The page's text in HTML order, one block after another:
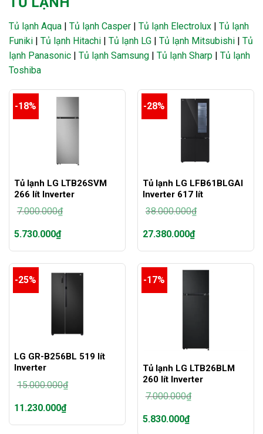
Tủ lạnh Aqua | Tủ lạnh Casper | Tủ lạnh Electrolux | Tủ lạnh
Funiki | Tủ lạnh Hitachi | Tủ lạnh LG | Tủ lạnh Mitsubishi | Tủ
lạnh Panasonic | Tủ lạnh Samsung | Tủ lạnh Sharp | Tủ lạnh
Toshiba
-18%
Tủ lạnh LG LTB26SVM
266 lít Inverter
7.000.000₫
Giá
gốc
là:
5.730.000₫
Giá
hiện
là:
5.730.000₫.
-28%
Tủ lạnh LG LFB61BLGAI
Inverter 617 lít
38.000.000₫
Giá
gốc
là:
27.380.000₫
Giá
hiện
là:
27.380.000₫.
-25%
LG GR-B256BL 519 lít
Inverter
15.000.000₫
gốc
là:
11.230.000₫
Giá
-17%
Tủ lạnh LG LTB26BLM
260 lít Inverter
7.000.000₫
Giá
gốc
5.830.000₫